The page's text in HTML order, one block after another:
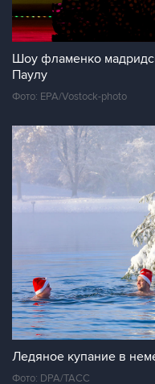
Шоу фламенко
Паулу
Фото: EPA/Vostock-photo
Ледяное купание в
Фото: DPA/ТАСС